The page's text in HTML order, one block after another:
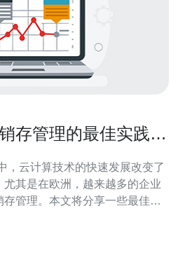
存管理的最佳实践分
其是在欧洲，越来越多的企业
管理。本文将分享一些最佳实